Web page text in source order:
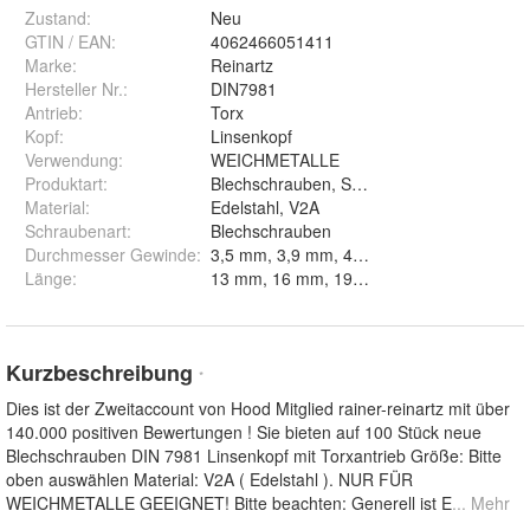
Zustand:
Neu
GTIN / EAN:
4062466051411
Marke:
Reinartz
Hersteller Nr.:
DIN7981
Antrieb:
Torx
Kopf:
Linsenkopf
Verwendung:
WEICHMETALLE
Produktart:
Blechschrauben, Schrauben,
Material:
Edelstahl, V2A
Schraubenart:
Blechschrauben
Durchmesser Gewinde:
Länge:
Kurzbeschreibung *
Dies ist der Zweitaccount von Hood Mitglied rainer-reinartz mit über
140.000 positiven Bewertungen ! Sie bieten auf 100 Stück neue
Blechschrauben DIN 7981 Linsenkopf mit Torxantrieb Größe: Bitte
oben auswählen Material: V2A ( Edelstahl ). NUR FÜR
WEICHMETALLE GEEIGNET! Bitte beachten: Generell ist E... Mehr